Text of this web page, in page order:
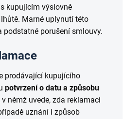
kupujícím výslovně
Marné uplynutí této
podstatné porušení smlouvy.
prodávající kupujícího
potvrzení o datu a způsobu
v němž uvede, zda reklamaci
uznání i způsob